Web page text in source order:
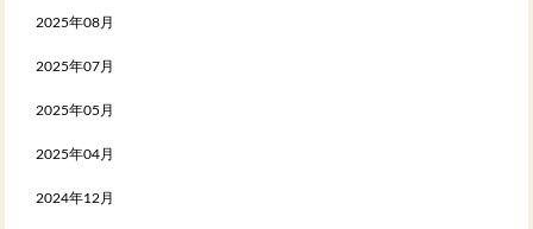
2025年08月
2025年07月
2025年05月
2025年04月
2024年12月